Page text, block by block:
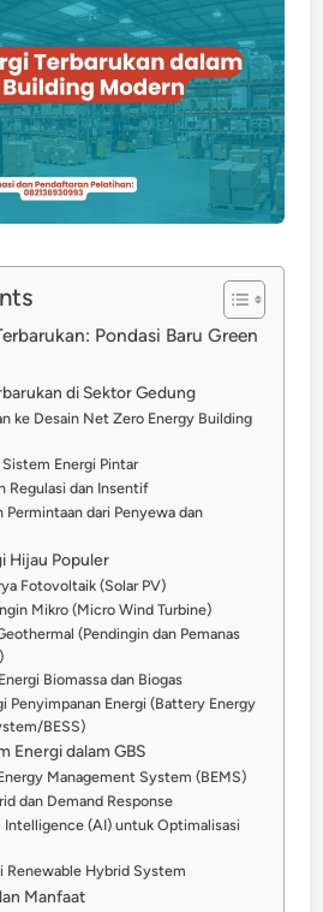
Pondasi Baru Green
di Sektor Gedung
ke Desain Net Zero Energy Building
Energi Pintar
Regulasi dan Insentif
Permintaan dari Penyewa dan
Hijau Populer
Fotovoltaik (Solar PV)
Mikro (Micro Wind Turbine)
(Pendingin dan Pemanas
Biomassa dan Biogas
Penyimpanan Energi (Battery Energy
BESS)
Energi dalam GBS
Management System (BEMS)
dan Demand Response
(AI) untuk Optimalisasi
Renewable Hybrid System
Manfaat